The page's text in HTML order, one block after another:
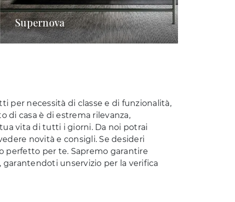
Supernova
per necessità di classe e di funzionalità,
di casa è di estrema rilevanza,
vita di tutti i giorni. Da noi potrai
novità e consigli. Se desideri
perfetto per te. Sapremo garantire
unservizio per la verifica